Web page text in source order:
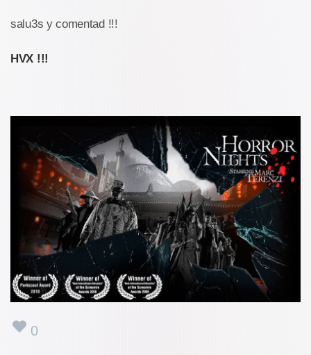
salu3s y comentad !!!
HVX !!!
0